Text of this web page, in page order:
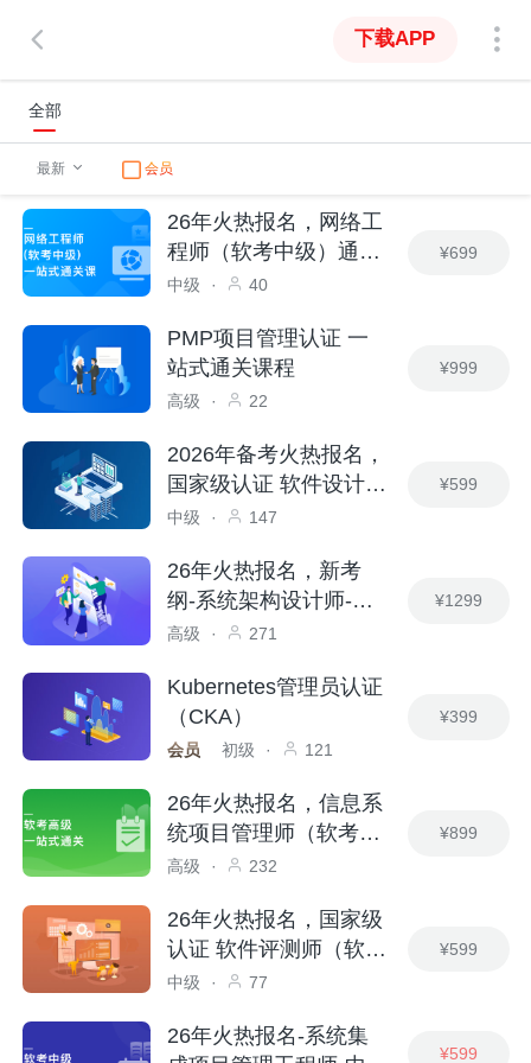
下载APP
全部
最新 会员
26年火热报名，网络工
程师（软考中级）通关
课
中级 · 40
¥699
PMP项目管理认证 一
站式通关课程
高级 · 22
¥999
2026年备考火热报名，
国家级认证 软件设计
师-中级
中级 · 147
¥599
26年火热报名，新考
纲-系统架构设计师-软
考高级
高级 · 271
¥1299
Kubernetes管理员认证
（CKA）
会员 初级 · 121
¥399
26年火热报名，信息系
统项目管理师（软考高
级）
高级 · 232
¥899
26年火热报名，国家级
认证 软件评测师（软考
中级）
中级 · 77
¥599
26年火热报名-系统集
¥599